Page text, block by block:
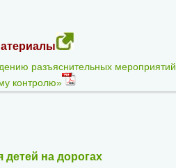
разъяснительных мероприятий
контролю»
на дорогах